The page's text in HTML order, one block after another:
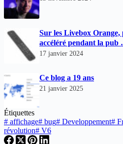
Sur les Livebox Orange,
accéléré pendant la pub
17 janvier 2024
Ce blog a 19 ans
21 janvier 2025
Étiquettes
# affichage# bug# Developpement#
révolution# V6